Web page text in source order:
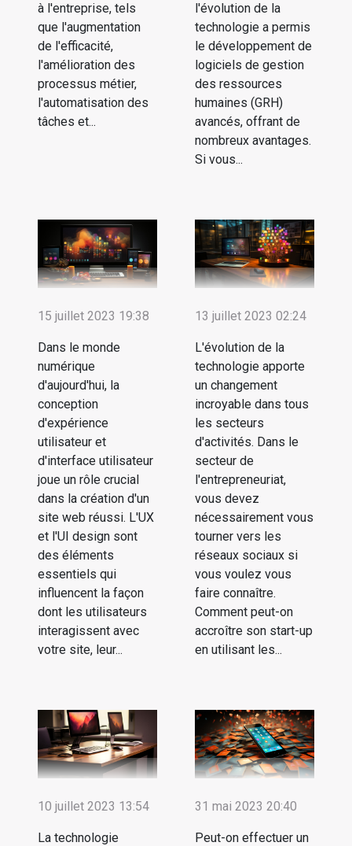
à l'entreprise, tels
que l'augmentation
de l'efficacité,
l'amélioration des
processus métier,
l'automatisation des
tâches et...
l'évolution de la
technologie a permis
le développement de
logiciels de gestion
des ressources
humaines (GRH)
avancés, offrant de
nombreux avantages.
Si vous...
15 juillet 2023 19:38
Dans le monde
numérique
d'aujourd'hui, la
conception
d'expérience
utilisateur et
d'interface utilisateur
joue un rôle crucial
dans la création d'un
site web réussi. L'UX
et l'UI design sont
des éléments
essentiels qui
influencent la façon
dont les utilisateurs
interagissent avec
votre site, leur...
13 juillet 2023 02:24
L'évolution de la
technologie apporte
un changement
incroyable dans tous
les secteurs
d'activités. Dans le
secteur de
l'entrepreneuriat,
vous devez
nécessairement vous
tourner vers les
réseaux sociaux si
vous voulez vous
faire connaître.
Comment peut-on
accroître son start-up
en utilisant les...
10 juillet 2023 13:54
La technologie
31 mai 2023 20:40
Peut-on effectuer un